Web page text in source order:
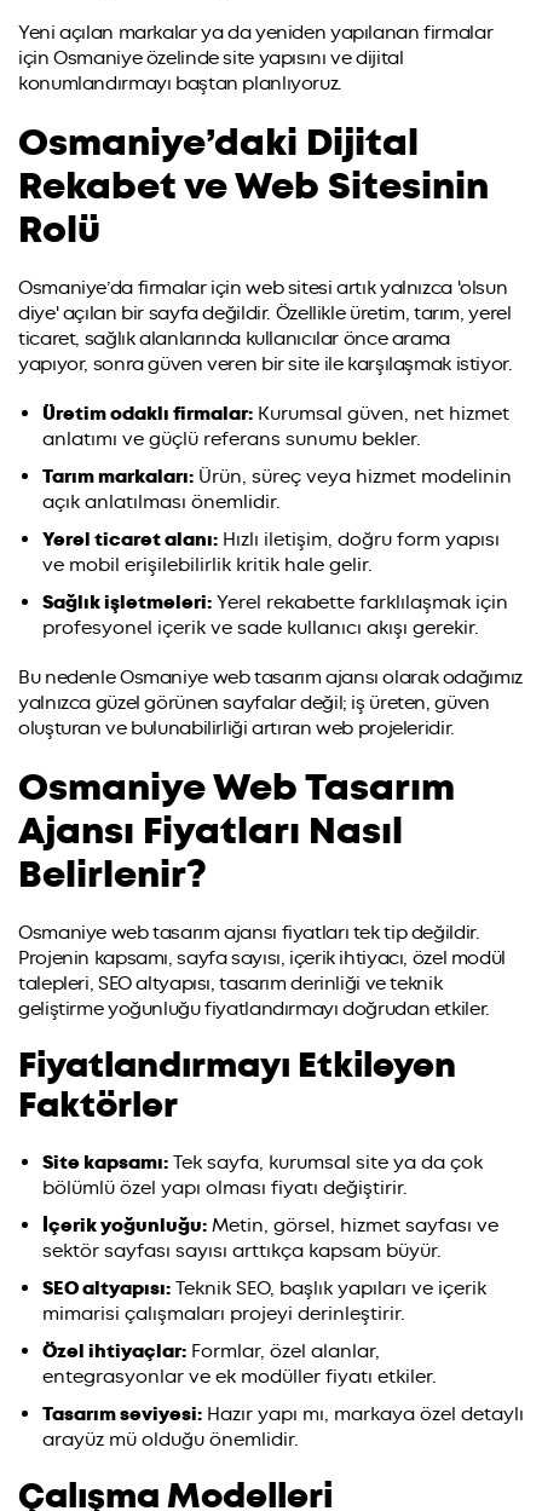
Yeni açılan markalar ya da yeniden yapılanan firmalar
için Osmaniye özelinde site yapısını ve dijital
konumlandırmayı baştan planlıyoruz.
Osmaniye’daki Dijital
Rekabet ve Web Sitesinin
Rolü
Osmaniye’da firmalar için web sitesi artık yalnızca 'olsun
diye' açılan bir sayfa değildir. Özellikle üretim, tarım, yerel
ticaret, sağlık alanlarında kullanıcılar önce arama
yapıyor, sonra güven veren bir site ile karşılaşmak istiyor.
Üretim odaklı firmalar: Kurumsal güven, net hizmet
anlatımı ve güçlü referans sunumu bekler.
Tarım markaları: Ürün, süreç veya hizmet modelinin
açık anlatılması önemlidir.
Yerel ticaret alanı: Hızlı iletişim, doğru form yapısı
ve mobil erişilebilirlik kritik hale gelir.
Sağlık işletmeleri: Yerel rekabette farklılaşmak için
profesyonel içerik ve sade kullanıcı akışı gerekir.
Bu nedenle Osmaniye web tasarım ajansı olarak odağımız
yalnızca güzel görünen sayfalar değil; iş üreten, güven
oluşturan ve bulunabilirliği artıran web projeleridir.
Osmaniye Web Tasarım
Ajansı Fiyatları Nasıl
Belirlenir?
Osmaniye web tasarım ajansı fiyatları tek tip değildir.
Projenin kapsamı, sayfa sayısı, içerik ihtiyacı, özel modül
talepleri, SEO altyapısı, tasarım derinliği ve teknik
geliştirme yoğunluğu fiyatlandırmayı doğrudan etkiler.
Fiyatlandırmayı Etkileyen
Faktörler
Site kapsamı: Tek sayfa, kurumsal site ya da çok
bölümlü özel yapı olması fiyatı değiştirir.
İçerik yoğunluğu: Metin, görsel, hizmet sayfası ve
sektör sayfası sayısı arttıkça kapsam büyür.
SEO altyapısı: Teknik SEO, başlık yapıları ve içerik
mimarisi çalışmaları projeyi derinleştirir.
Özel ihtiyaçlar: Formlar, özel alanlar,
entegrasyonlar ve ek modüller fiyatı etkiler.
Tasarım seviyesi: Hazır yapı mı, markaya özel detaylı
arayüz mü olduğu önemlidir.
Çalışma Modelleri